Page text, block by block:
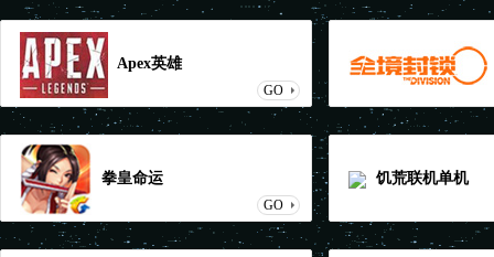
Apex英雄
GO
拳皇命运
GO
饥荒联机单机